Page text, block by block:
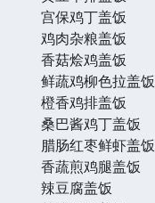
宫保鸡丁盖饭
鸡肉杂粮盖饭
香菇烩鸡盖饭
鲜蔬鸡柳色拉盖饭
橙香鸡排盖饭
桑巴酱鸡丁盖饭
腊肠红枣鲜虾盖饭
香蔬煎鸡腿盖饭
辣豆腐盖饭